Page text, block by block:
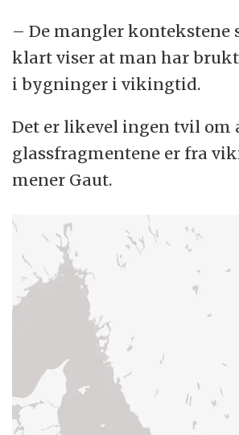
– De mangler kontekstene
klart viser at man har
i bygninger i vikingtid.
Det er likevel ingen tvil om
glassfragmentene er fra
mener Gaut.